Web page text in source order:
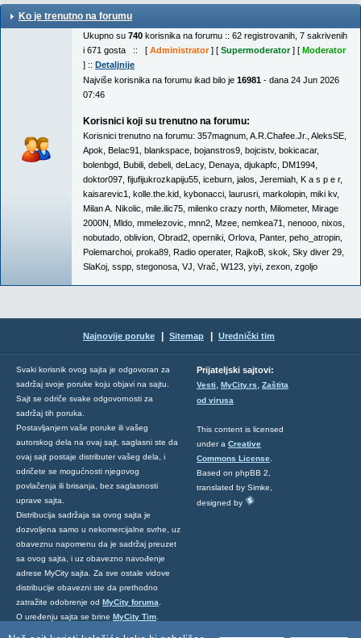
Ko je trenutno na forumu
Ukupno su 740 korisnika na forumu :: 62 registrovanih, 7 sakrivenih
i 671 gosta :: [ Administrator] [ Supermoderator] [ Moderator
] :: Detaljnije
Najviše korisnika na forumu ikad bilo je 16981 - dana 24 Jun 2026
07:46
Korisnici koji su trenutno na forumu:
Korisnici trenutno na forumu: 357magnum A.R.Chafee.Jr. AleksSE
Apok Belac91 blankspace bojanstros9 bojcistv, bokicacar,
bolenbgd Bubili debeli deLacy, Denaya djukapfc DM1994
doktor097 fijufijukrozkapiju55 iceburn jalos Jeremiah K a s p e r,
kaisarevic1
kolle.the.kid kybonacci laurusri markolopin miki kv,
Milan A. Nikolic mile.ilic75 milenko crazy north Milometer, Mirage
2000N Mldo mmelezovic mnn2 Mzee nemkea71 nenooo nixos
nobutado oblivion Obrad2 operniki Orlova Panter, peho_atropin
Polemarchoi proka89 Radio operater, RajkoB skok Sky diver 29
SlaKoj sspp stegonosa VJ Vrač W123 yiyi zexon zgoljo
Najnovije poruke Sitemap Urednički tim
Svaki korisnik ovog sajta je odgovoran za
sadržaj svoje poruke koju objavi na sajtu.
Sajt se odriče svake odgovornosti za
sadržaj tih poruka.
Postavljanjem vaše poruke ili vašeg
autorskog dela na ovaj sajt, saglasni ste da
ovaj sajt postaje distributer vašeg dela, i
odričete se mogućnosti njegovog
povlačenja ili brisanja, bez saglasnosti
uprave sajta.
Distribucija sadržaja sa ovog sajta je
dozvoljena samo u nekomercijalne svrhe, uz
obaveznu napomenu da je sadržaj preuzet
sa ovog sajta, i uz obavezno navođenje
adrese MyCity sajta. Za sve ostale vidove
distribucije obavezni ste da prethodno
zatražite odobrenje od MyCity foruma
O uređenju sajta se brine MyCity Tim
Prijateljski sajtovi:
Vesti, MyCity.rs, Zaštita
od virusa
This content is licensed
under a Creative
Commons License
Based on phpBB 2,
translated by Simke,
designed by